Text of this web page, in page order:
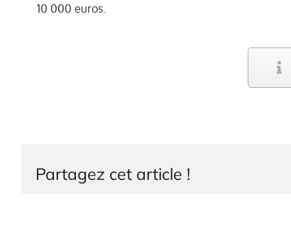
10 000 euros.
Partagez cet article !